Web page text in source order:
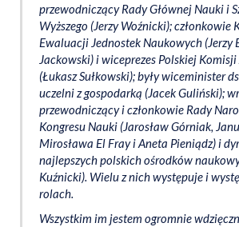
przewodniczący Rady Głównej Nauki i
Wyższego (Jerzy Woźnicki); członkowie
Ewaluacji Jednostek Naukowych (Jerzy
Jackowski) i wiceprezes Polskiej
(Łukasz Sułkowski); były wiceminister
uczelni z gospodarką (Jacek Guliński);
przewodniczący i członkowie Rady
Kongresu Nauki (Jarosław Górniak,
Mirosława El Fray i Aneta Pieniądz) i
najlepszych polskich ośrodków
Kuźnicki). Wielu z nich występuje i
rolach.
Wszystkim im jestem ogromnie